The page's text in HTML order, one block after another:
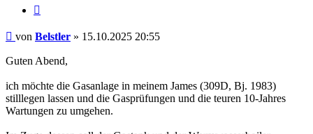
Beitrag
von Belstler » 15.10.2025 20:55
Guten Abend,
ich möchte die Gasanlage in meinem James (309D, Bj. 1983)
stilllegen lassen und die Gasprüfungen und die teuren 10-Jahres
Wartungen zu umgehen.